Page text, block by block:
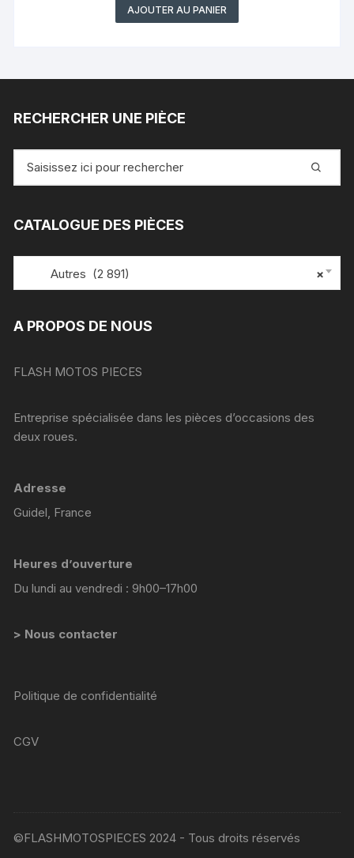
AJOUTER AU PANIER
RECHERCHER UNE PIÈCE
pour
CATALOGUE DES PIÈCES
×
Autres (2 891)
A PROPOS DE NOUS
FLASH MOTOS PIECES
Entreprise spécialisée dans les pièces d’occasions des
deux roues.
Adresse
Guidel, France
Heures d’ouverture
Du lundi au vendredi : 9h00–17h00
> Nous contacter
Politique de confidentialité
CGV
©FLASHMOTOSPIECES 2024 - Tous droits réservés